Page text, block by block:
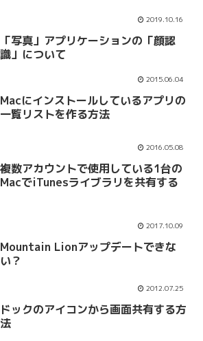
2019.10.16
「写真」アプリケーションの「顔認
識」について
2015.06.04
Macにインストールしているアプリの
一覧リストを作る方法
2016.05.08
複数アカウントで使用している1台の
MacでiTunesライブラリを共有する
2017.10.09
Mountain Lionアップデートできな
い？
2012.07.25
ドックのアイコンから画面共有する方
法